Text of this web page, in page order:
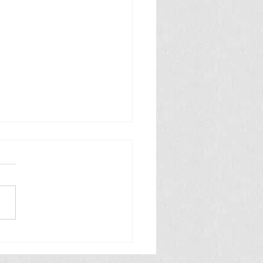
తినే అమీబా వ్యాధి